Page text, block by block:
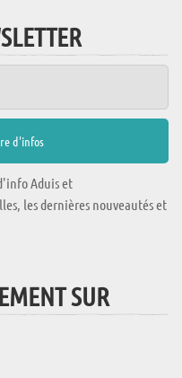
Aduis et
les dernières nouveautés et
SUR